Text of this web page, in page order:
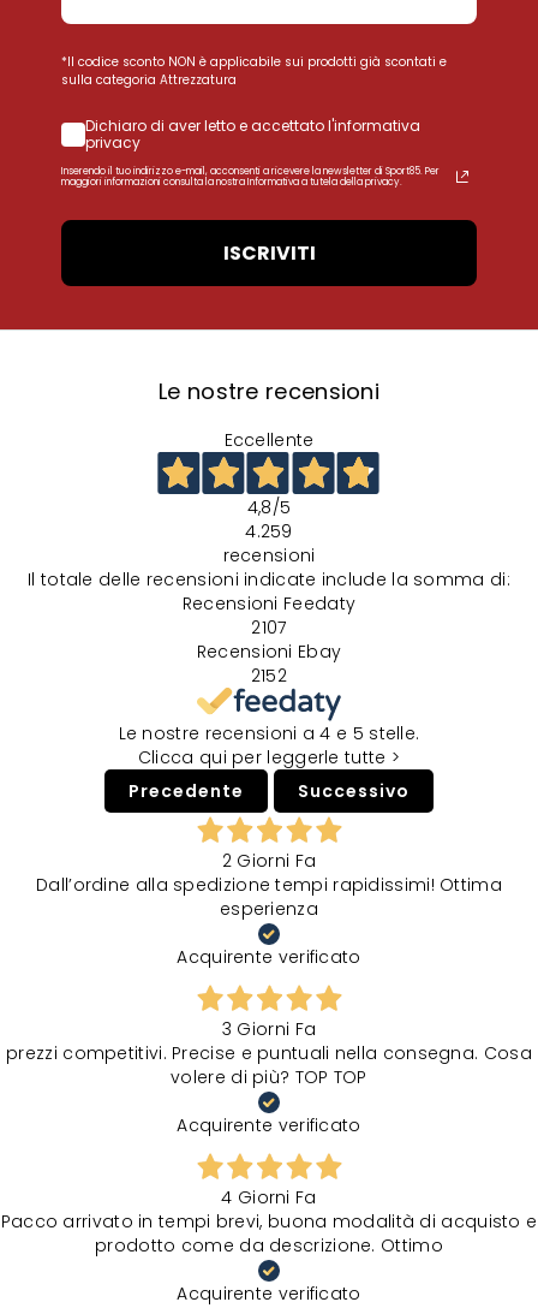
*Il codice sconto NON è applicabile sui prodotti già scontati e
sulla categoria Attrezzatura
Dichiaro di aver letto e accettato l'informativa
privacy
Inserendo il tuo indirizzo e-mail, acconsenti a ricevere la newsletter di Sport85. Per
maggiori informazioni consulta la nostra Informativa a tutela della privacy.
ISCRIVITI
Le nostre recensioni
Eccellente
4,8/5
4.259
recensioni
Il totale delle recensioni indicate include la somma di:
Recensioni Feedaty
2107
Recensioni Ebay
2152
Le nostre recensioni a 4 e 5 stelle.
Clicca qui per leggerle tutte >
Precedente
Successivo
2 Giorni Fa
Dall’ordine alla spedizione tempi rapidissimi! Ottima
esperienza
Acquirente verificato
3 Giorni Fa
prezzi competitivi. Precise e puntuali nella consegna. Cosa
volere di più? TOP TOP
Acquirente verificato
4 Giorni Fa
Pacco arrivato in tempi brevi, buona modalità di acquisto e
prodotto come da descrizione. Ottimo
Acquirente verificato